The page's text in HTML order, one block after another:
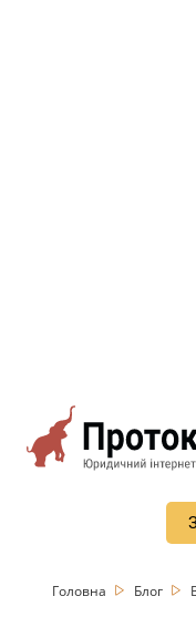
Головна Блог